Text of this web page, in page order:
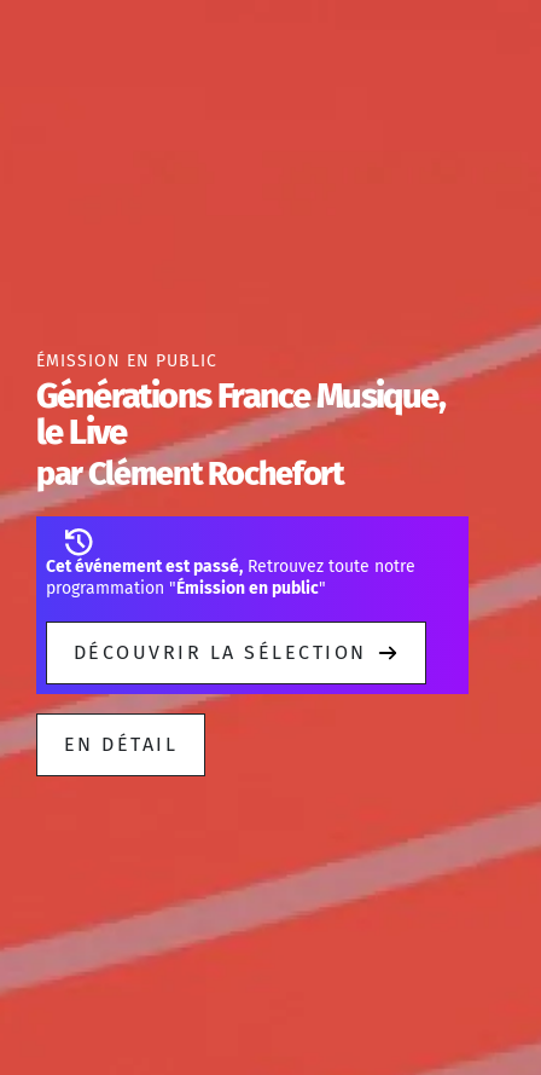
ÉMISSION EN PUBLIC
Générations France Musique,
le Live
par Clément Rochefort
Cet événement est passé, Retrouvez toute notre
programmation "Émission en public"
DÉCOUVRIR LA SÉLECTION
EN DÉTAIL